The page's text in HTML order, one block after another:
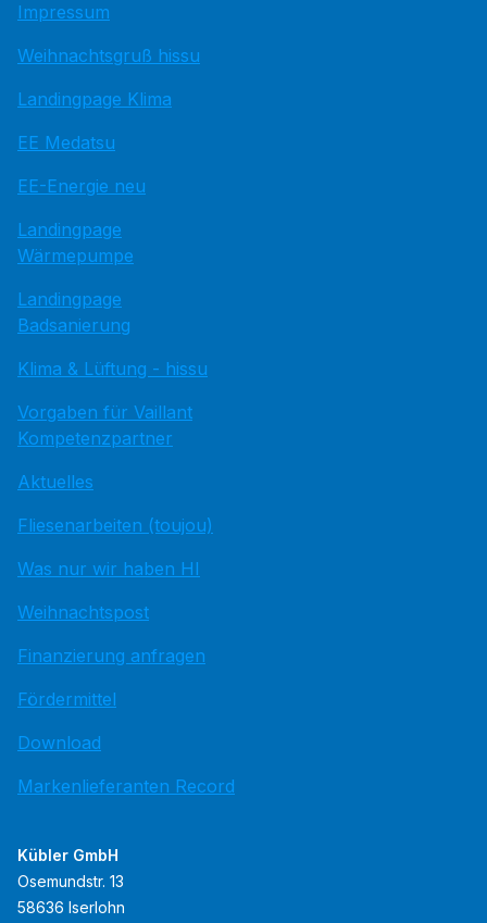
Impressum
Weihnachtsgruß hissu
Landingpage Klima
EE Medatsu
EE-Energie neu
Landingpage
Wärmepumpe
Landingpage
Badsanierung
Klima & Lüftung - hissu
Vorgaben für Vaillant
Kompetenzpartner
Aktuelles
Fliesenarbeiten (toujou)
Was nur wir haben HI
Weihnachtspost
Finanzierung anfragen
Fördermittel
Download
Markenlieferanten Record
Kübler GmbH
Osemundstr. 13
58636 Iserlohn